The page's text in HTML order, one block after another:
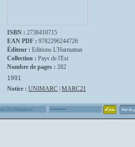
ISBN : 2738410715
EAN PDF : 9782296244726
Éditeur : Editions L'Harmattan
Collection : Pays de l'Est
Nombre de pages : 282
1991
Notice : UNIMARC MARC21